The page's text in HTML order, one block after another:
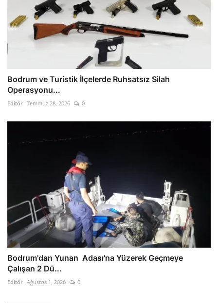
Bodrum ve Turistik İlçelerde Ruhsatsız Silah
Operasyonu...
Editör Temmuz 28, 2026 0
Bodrum'dan Yunan Adası'na Yüzerek Geçmeye
Çalışan 2 Dü...
Editör Ağustos 1, 2026 0